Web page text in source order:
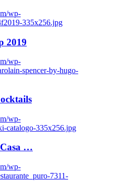
wp-
335x256.jpg
2019
wp-
spencer-by-hugo-
wp-
catalogo-335x256.jpg
…
wp-
7311-